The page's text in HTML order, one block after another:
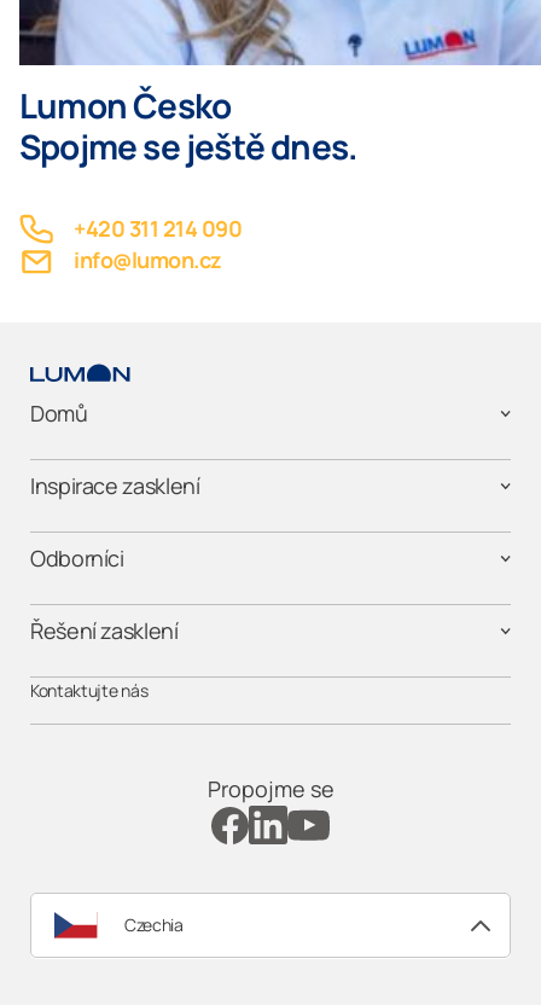
Lumon Česko
Spojme se ještě dnes.
+420 311 214 090
info@lumon.cz
Domů
Inspirace zasklení
Odborníci
Řešení zasklení
Kontaktujte nás
Propojme se
Czechia